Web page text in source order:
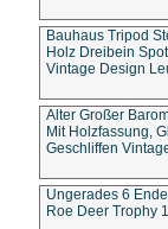
Bauhaus Tripod
Holz Dreibein
Vintage Design
Alter Großer
Mit Holzfassung,
Geschliffen
Ungerades 6
Roe Deer Trophy